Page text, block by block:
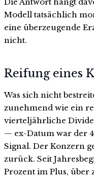
Modell tatsächlich
eine überzeugende
nicht.
Reifung eines
Was sich nicht
zunehmend wie ein
vierteljährliche
— ex-Datum war der
Signal. Der Konzern
zurück. Seit
Prozent im Plus, über